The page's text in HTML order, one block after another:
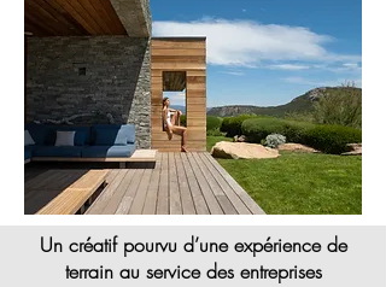
Un créatif pourvu d’une expérience de
terrain au service des entreprises